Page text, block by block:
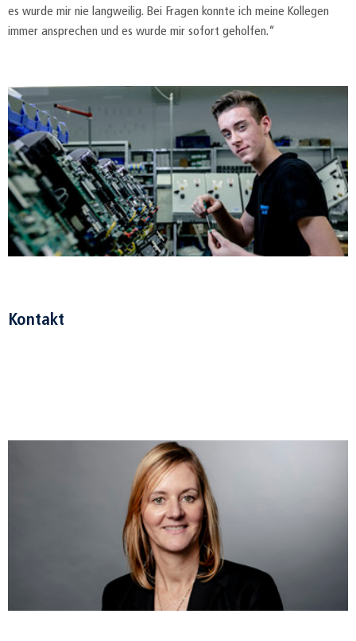
es wurde mir nie langweilig. Bei Fragen konnte ich meine Kollegen
immer ansprechen und es wurde mir sofort geholfen.“
Kontakt